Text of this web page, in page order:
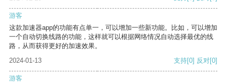
游客
这款加速器app的功能有点单一，可以增加一些新功能。比如，可以增加
一个自动切换线路的功能，这样就可以根据网络情况自动选择最优的线
路，从而获得更好的加速效果。
2024-01-13
支持[0] 反对[0]
游客